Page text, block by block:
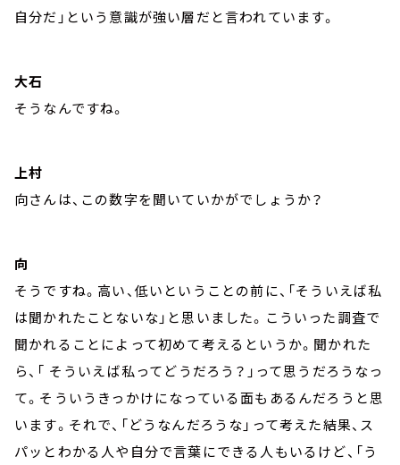
自分だ」という意識が強い層だと言われています。
大石
そうなんですね。
上村
向さんは、この数字を聞いていかがでしょうか？
向
そうですね。高い、低いということの前に、「そういえば私
は聞かれたことないな」と思いました。こういった調査で
聞かれることによって初めて考えるというか。聞かれた
ら、「 そういえば私ってどうだろう？」って思うだろうなっ
て。そういうきっかけになっている面もあるんだろうと思
います。それで、「どうなんだろうな」って考えた結果、ス
パッとわかる人や自分で言葉にできる人もいるけど、「う